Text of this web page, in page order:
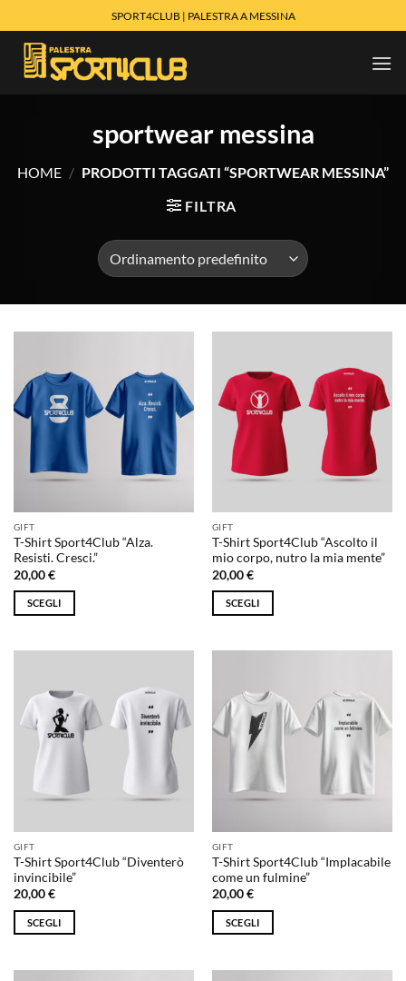
ai
contenuti
SPORT4CLUB | PALESTRA A MESSINA
sportwear messina
HOME / PRODOTTI TAGGATI “SPORTWEAR MESSINA”
FILTRA
GIFT
T-Shirt Sport4Club “Alza.
Resisti. Cresci.”
20,00€
SCEGLI
varianti.
Le
opzioni
possono
scelte
pagina
del
prodotto
GIFT
T-Shirt Sport4Club “Ascolto il
mio corpo, nutro la mia mente”
20,00€
SCEGLI
varianti.
Le
opzioni
scelte
pagina
del
prodotto
GIFT
T-Shirt Sport4Club “Diventerò
invincibile”
20,00€
SCEGLI
GIFT
T-Shirt Sport4Club “Implacabile
come un fulmine”
20,00€
SCEGLI